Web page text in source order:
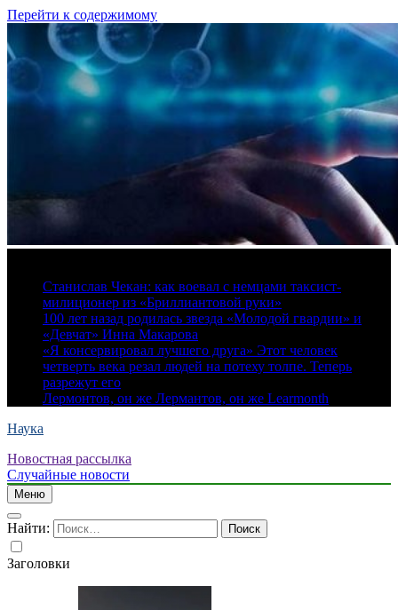
Перейти к содержимому
Станислав Чекан: как воевал с немцами таксист-
милиционер из «Бриллиантовой руки»
100 лет назад родилась звезда «Молодой гвардии» и
«Девчат» Инна Макарова
«Я консервировал лучшего друга» Этот человек
четверть века резал людей на потеху толпе. Теперь
разрежут его
Лермонтов, он же Лермантов, он же Learmonth
Наука
Новостная рассылка
Случайные новости
Меню
Найти:
Заголовки